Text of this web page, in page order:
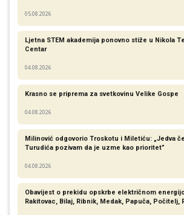
05.08.2026
Ljetna STEM akademija ponovno stiže u Nikola
Centar
04.08.2026
Krasno se priprema za svetkovinu Velike Gospe
04.08.2026
Milinović odgovorio Troskotu i Miletiću: „Jedva
Turudića pozivam da je uzme kao prioritet”
04.08.2026
Obavijest o prekidu opskrbe električnom
Rakitovac, Bilaj, Ribnik, Medak, Papuča, Počitelj,